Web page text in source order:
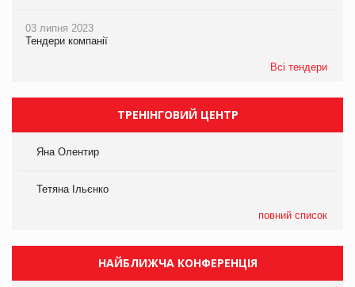
03 липня 2023
Тендери компанії
Всі тендери
ТРЕНІНГОВИЙ ЦЕНТР
Яна Олентир
Тетяна Ільєнко
повний список
НАЙБЛИЖЧА КОНФЕРЕНЦІЯ